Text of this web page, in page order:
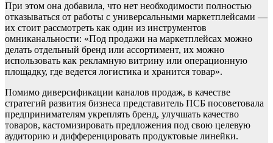
При этом она добавила, что нет необходимости полностью
отказываться от работы с универсальными маркетплейсами —
их стоит рассмотреть как один из инструментов
омниканальности: «Под продажи на маркетплейсах можно
делать отдельный бренд или ассортимент, их можно
использовать как рекламную витрину или операционную
площадку, где ведется логистика и хранится товар».
Помимо диверсификации каналов продаж, в качестве
стратегий развития бизнеса представитель ПСБ посоветовала
предпринимателям укреплять бренд, улучшать качество
товаров, кастомизировать предложения под свою целевую
аудиторию и дифференцировать продуктовые линейки.